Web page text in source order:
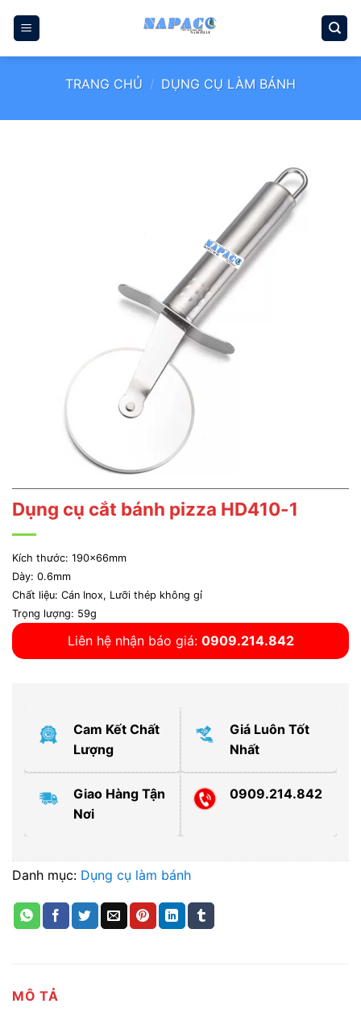
qua
TRANG CHỦ / DỤNG CỤ LÀM BÁNH
Dụng cụ cắt bánh pizza HD410-1
Kích thước: 190x66mm
Dày: 0.6mm
Chất liệu: Cán Inox, Lưỡi thép không gỉ
Trọng lượng: 59g
Liên hệ nhận báo giá: 0909.214.842
Cam Kết Chất
Lượng
Giá Luôn Tốt
Nhất
Giao Hàng Tận
Nơi
0909.214.842
Danh mục: Dụng cụ làm bánh
MÔ TẢ